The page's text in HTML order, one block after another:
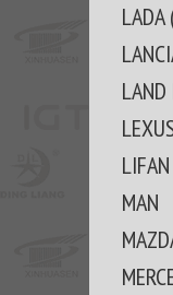
LAND
LIFAN
MAN